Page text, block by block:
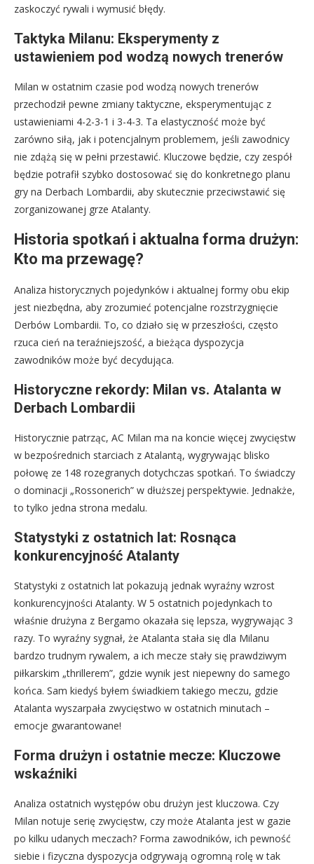
zaskoczyć rywali i wymusić błędy.
Taktyka Milanu: Eksperymenty z
ustawieniem pod wodzą nowych trenerów
Milan w ostatnim czasie pod wodzą nowych trenerów
przechodził pewne zmiany taktyczne, eksperymentując z
ustawieniami 4-2-3-1 i 3-4-3. Ta elastyczność może być
zarówno siłą, jak i potencjalnym problemem, jeśli zawodnicy
nie zdążą się w pełni przestawić. Kluczowe będzie, czy zespół
będzie potrafił szybko dostosować się do konkretnego planu
gry na Derbach Lombardii, aby skutecznie przeciwstawić się
zorganizowanej grze Atalanty.
Historia spotkań i aktualna forma drużyn:
Kto ma przewagę?
Analiza historycznych pojedynków i aktualnej formy obu ekip
jest niezbędna, aby zrozumieć potencjalne rozstrzygnięcie
Derbów Lombardii. To, co działo się w przeszłości, często
rzuca cień na teraźniejszość, a bieżąca dyspozycja
zawodników może być decydująca.
Historyczne rekordy: Milan vs. Atalanta w
Derbach Lombardii
Historycznie patrząc, AC Milan ma na koncie więcej zwycięstw
w bezpośrednich starciach z Atalantą, wygrywając blisko
połowę ze 148 rozegranych dotychczas spotkań. To świadczy
o dominacji „Rossonerich” w dłuższej perspektywie. Jednakże,
to tylko jedna strona medalu.
Statystyki z ostatnich lat: Rosnąca
konkurencyjność Atalanty
Statystyki z ostatnich lat pokazują jednak wyraźny wzrost
konkurencyjności Atalanty. W 5 ostatnich pojedynkach to
właśnie drużyna z Bergamo okazała się lepsza, wygrywając 3
razy. To wyraźny sygnał, że Atalanta stała się dla Milanu
bardzo trudnym rywalem, a ich mecze stały się prawdziwym
piłkarskim „thrillerem”, gdzie wynik jest niepewny do samego
końca. Sam kiedyś byłem świadkiem takiego meczu, gdzie
Atalanta wyszarpała zwycięstwo w ostatnich minutach –
emocje gwarantowane!
Forma drużyn i ostatnie mecze: Kluczowe
wskaźniki
Analiza ostatnich występów obu drużyn jest kluczowa. Czy
Milan notuje serię zwycięstw, czy może Atalanta jest w gazie
po kilku udanych meczach? Forma zawodników, ich pewność
siebie i fizyczna dyspozycja odgrywają ogromną rolę w tak